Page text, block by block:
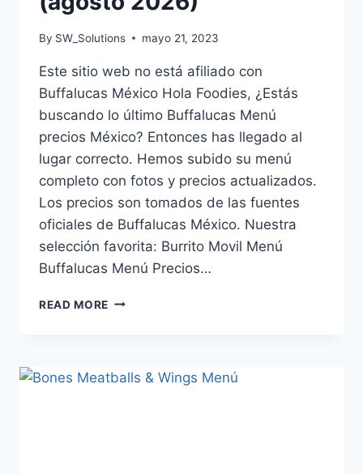
By SW_Solutions mayo 21, 2023
Este sitio web no está afiliado con
Buffalucas México Hola Foodies, ¿Estás
buscando lo último Buffalucas Menú
precios México? Entonces has llegado al
lugar correcto. Hemos subido su menú
completo con fotos y precios actualizados.
Los precios son tomados de las fuentes
oficiales de Buffalucas México. Nuestra
selección favorita: Burrito Movil Menú
Buffalucas Menú Precios…
READ MORE BUFFALUCAS
ACTUALIZADO
(AGOSTO